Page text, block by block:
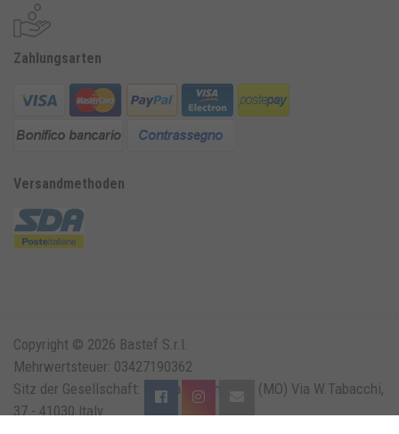
Zahlungsarten
Versandmethoden
Copyright © 2026 Bastef S.r.l.
Mehrwertsteuer: 03427190362
Sitz der Gesellschaft: Solara di Bomporto (MO) Via W.Tabacchi,
37 - 41030 Italy